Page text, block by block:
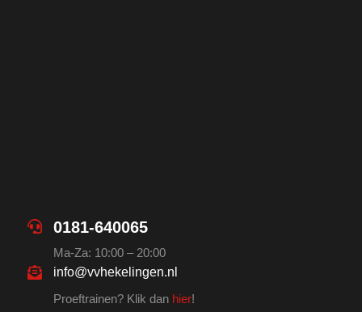
0181-640065
Ma-Za: 10:00 – 20:00
info@vvhekelingen.nl
Proeftrainen? Klik dan hier!